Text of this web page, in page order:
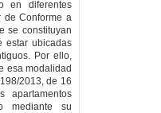
en diferentes
de Conforme a
se constituyan
estar ubicadas
Por ello,
esa modalidad
2013, de 16
mediante su